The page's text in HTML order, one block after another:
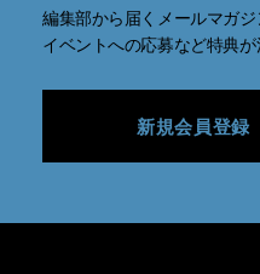
編集部から届くメールマガ
イベントへの応募など特典が
新規会員登録